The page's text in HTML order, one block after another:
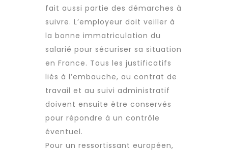
fait aussi partie des démarches à
suivre. L’employeur doit veiller à
la bonne immatriculation du
salarié pour sécuriser sa situation
en France. Tous les justificatifs
liés à l’embauche, au contrat de
travail et au suivi administratif
doivent ensuite être conservés
pour répondre à un contrôle
éventuel.
Pour un ressortissant européen,